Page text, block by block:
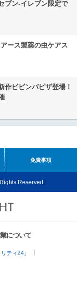
ン‐イレブン限定で
ース製薬の虫ケアス
作ビビンバピザ登場！
免責事項
Reserved.
について
ティ24」